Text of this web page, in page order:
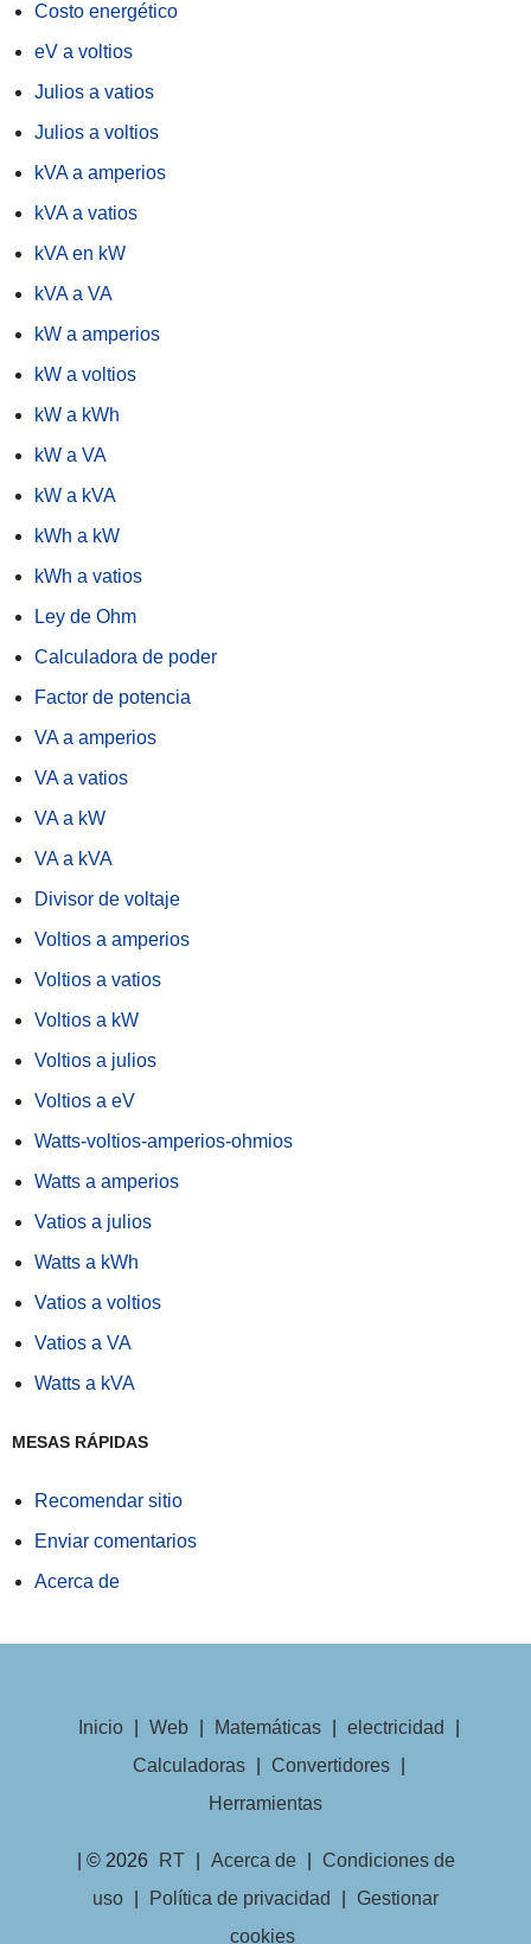
Costo energético
eV a voltios
Julios a vatios
Julios a voltios
kVA a amperios
kVA a vatios
kVA en kW
kVA a VA
kW a amperios
kW a voltios
kW a kWh
kW a VA
kW a kVA
kWh a kW
kWh a vatios
Ley de Ohm
Calculadora de poder
Factor de potencia
VA a amperios
VA a vatios
VA a kW
VA a kVA
Divisor de voltaje
Voltios a amperios
Voltios a vatios
Voltios a kW
Voltios a julios
Voltios a eV
Watts-voltios-amperios-ohmios
Watts a amperios
Vatios a julios
Watts a kWh
Vatios a voltios
Vatios a VA
Watts a kVA
MESAS RÁPIDAS
Recomendar sitio
Enviar comentarios
Acerca de
Inicio Web Matemáticas electricidad
Calculadoras
Convertidores
Herramientas
| © 2026 RT Acerca de
Condiciones de
uso
Política de privacidad
Gestionar
cookies